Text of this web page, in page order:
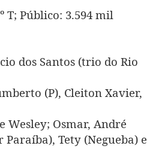
T; Público: 3.594 mil
dos Santos (trio do Rio
(P), Cleiton Xavier,
Wesley; Osmar, André
Tety (Negueba) e